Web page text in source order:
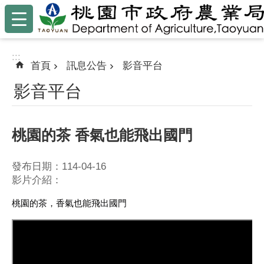
跳到主要內容區塊
:::
:::
首頁 訊息公告 影音平台
影音平台
桃園的茶 香氣也能飛出國門
發布日期：114-04-16
影片介紹：
桃園的茶，香氣也能飛出國門